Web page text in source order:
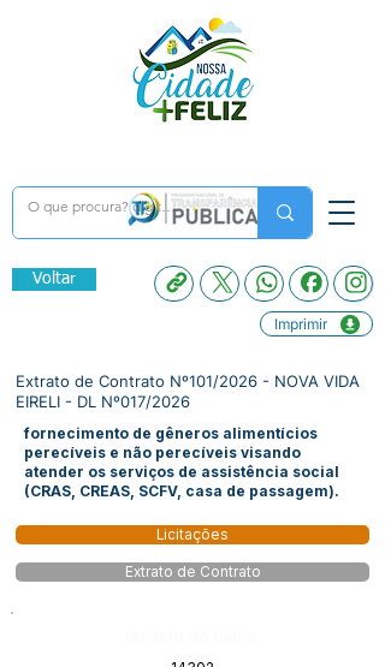
Voltar
Imprimir
Extrato de Contrato Nº101/2026 - NOVA VIDA
EIRELI - DL Nº017/2026
fornecimento de gêneros alimentícios
perecíveis e não perecíveis visando
atender os serviços de assistência social
(CRAS, CREAS, SCFV, casa de passagem).
Licitações
Extrato de Contrato